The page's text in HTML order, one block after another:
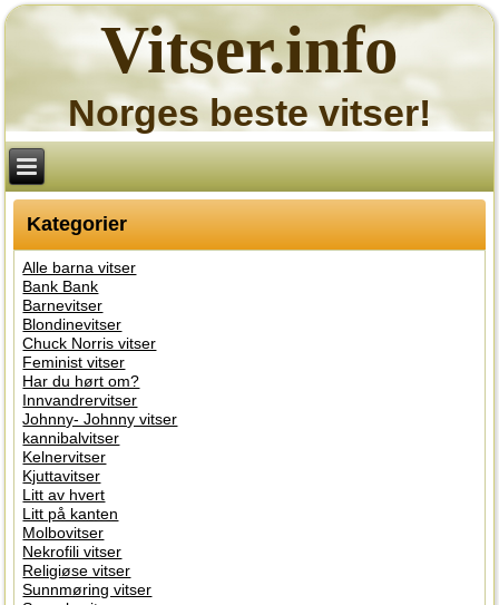
Vitser.info
Norges beste vitser!
Kategorier
Alle barna vitser
Bank Bank
Barnevitser
Blondinevitser
Chuck Norris vitser
Feminist vitser
Har du hørt om?
Innvandrervitser
Johnny- Johnny vitser
kannibalvitser
Kelnervitser
Kjuttavitser
Litt av hvert
Litt på kanten
Molbovitser
Nekrofili vitser
Religiøse vitser
Sunnmøring vitser